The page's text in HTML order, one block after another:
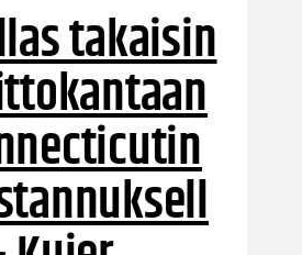
takaisin